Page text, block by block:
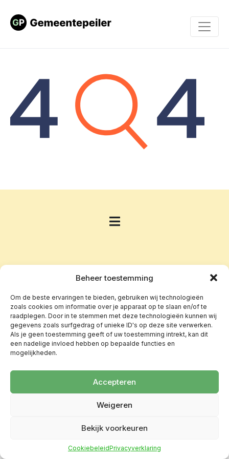
Beheer toestemming
Om de beste ervaringen te bieden, gebruiken wij technologieën
zoals cookies om informatie over je apparaat op te slaan en/of te
raadplegen. Door in te stemmen met deze technologieën kunnen wij
gegevens zoals surfgedrag of unieke ID's op deze site verwerken.
Als je geen toestemming geeft of uw toestemming intrekt, kan dit
een nadelige invloed hebben op bepaalde functies en
mogelijkheden.
Accepteren
Weigeren
Bekijk voorkeuren
CookiebeleidPrivacyverklaring